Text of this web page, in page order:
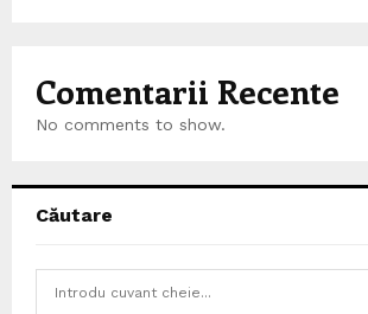
Comentarii Recente
No comments to show.
Căutare